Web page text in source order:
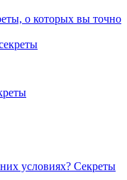
о которых вы точно